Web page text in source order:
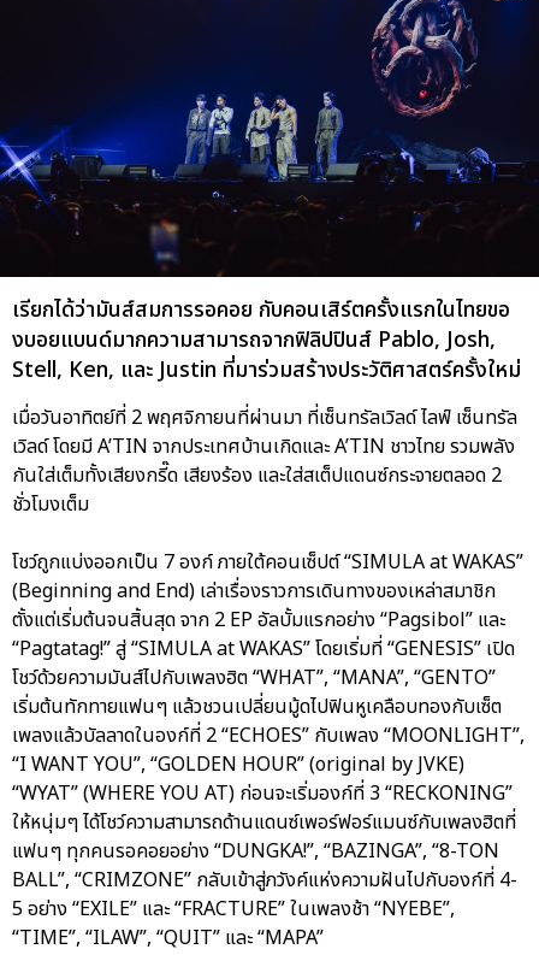
เรียกได้ว่ามันส์สมการรอคอย กับคอนเสิร์ตครั้งแรกในไทยขอ
งบอยแบนด์มากความสามารถจากฟิลิปปินส์ Pablo, Josh,
Stell, Ken, และ Justin ที่มาร่วมสร้างประวัติศาสตร์ครั้งใหม่
เมื่อวันอาทิตย์ที่ 2 พฤศจิกายนที่ผ่านมา ที่เซ็นทรัลเวิลด์ ไลฟ์ เซ็นทรัล
เวิลด์ โดยมี A’TIN จากประเทศบ้านเกิดและ A’TIN ชาวไทย รวมพลัง
กันใส่เต็มทั้งเสียงกรี๊ด เสียงร้อง และใส่สเต็ปแดนซ์กระจายตลอด 2
ชั่วโมงเต็ม
โชว์ถูกแบ่งออกเป็น 7 องก์ ภายใต้คอนเซ็ปต์ “SIMULA at WAKAS”
(Beginning and End) เล่าเรื่องราวการเดินทางของเหล่าสมาชิก
ตั้งแต่เริ่มต้นจนสิ้นสุด จาก 2 EP อัลบั้มแรกอย่าง “Pagsibol” และ
“Pagtatag!” สู่ “SIMULA at WAKAS” โดยเริ่มที่ “GENESIS” เปิด
โชว์ด้วยความมันส์ไปกับเพลงฮิต “WHAT”, “MANA”, “GENTO”
เริ่มต้นทักทายแฟนๆ แล้วชวนเปลี่ยนมู้ดไปฟินหูเคลือบทองกับเซ็ต
เพลงแล้วบัลลาดในองก์ที่ 2 “ECHOES” กับเพลง “MOONLIGHT”,
“I WANT YOU”, “GOLDEN HOUR” (original by JVKE)
“WYAT” (WHERE YOU AT) ก่อนจะเริ่มองก์ที่ 3 “RECKONING”
ให้หนุ่มๆ ได้โชว์ความสามารถด้านแดนซ์เพอร์ฟอร์แมนซ์กับเพลงฮิตที่
แฟนๆ ทุกคนรอคอยอย่าง “DUNGKA!”, “BAZINGA”, “8-TON
BALL”, “CRIMZONE” กลับเข้าสู่ภวังค์แห่งความฝันไปกับองก์ที่ 4-
5 อย่าง “EXILE” และ “FRACTURE” ในเพลงช้า “NYEBE”,
“TIME”, “ILAW”, “QUIT” และ “MAPA”